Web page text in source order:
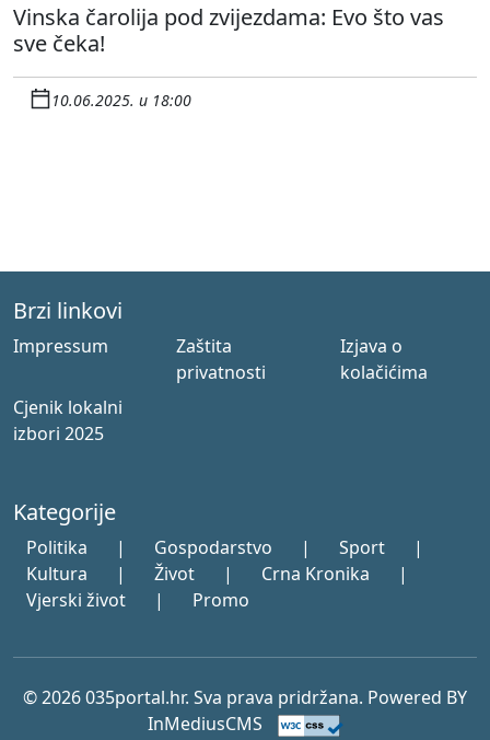
Vinska čarolija pod zvijezdama: Evo što vas
sve čeka!
10.06.2025. u 18:00
Brzi linkovi
Impressum
Zaštita
privatnosti
Izjava o
kolačićima
Cjenik lokalni
izbori 2025
Kategorije
Politika | Gospodarstvo | Sport
|
Kultura
| Život | Crna Kronika
|
Vjerski život
| Promo
© 2026 035portal.hr. Sva prava pridržana. Powered BY
InMediusCMS